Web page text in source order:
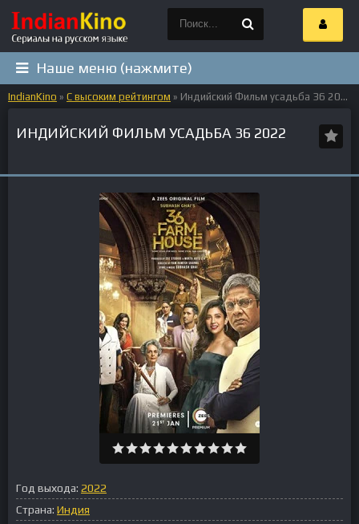
Наше меню (нажмите)
IndianKino » С высоким рейтингом » Индийский Фильм усадьба 36 2022
ИНДИЙСКИЙ ФИЛЬМ УСАДЬБА 36 2022
Год выхода: 2022
Страна: Индия